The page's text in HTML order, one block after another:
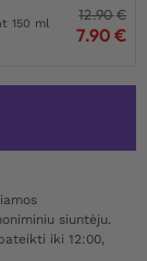
150 ml
12.90€
7.90 €
siuntėju.
iki 12:00,